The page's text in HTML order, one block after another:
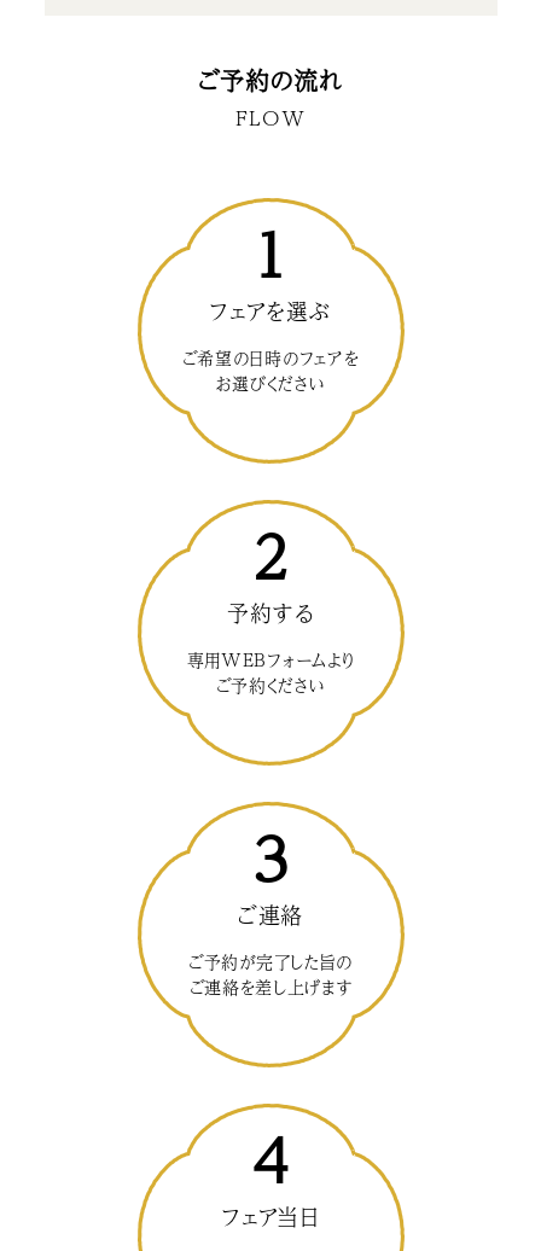
ご予約の流れ
FLOW
1
フェアを選ぶ
ご希望の日時のフェアを
お選びください
2
予約する
専用WEBフォームより
ご予約ください
3
ご連絡
ご予約が完了した旨の
ご連絡を差し上げます
4
フェア当日